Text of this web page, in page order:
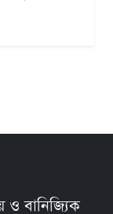
ও বানিজ্যিক